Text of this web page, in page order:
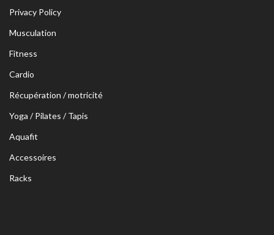
Privacy Policy
Musculation
Fitness
Cardio
Récupération / motricité
Yoga / Pilates / Tapis
Aquafit
Accessoires
Racks